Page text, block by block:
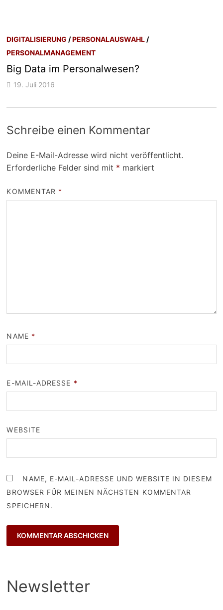
DIGITALISIERUNG /PERSONALAUSWAHL /
PERSONALMANAGEMENT
Big Data im Personalwesen?
19. Juli 2016
Schreibe einen Kommentar
Deine E-Mail-Adresse wird nicht veröffentlicht.
Erforderliche Felder sind mit * markiert
KOMMENTAR *
NAME *
E-MAIL-ADRESSE *
WEBSITE
NAME, E-MAIL-ADRESSE UND WEBSITE IN DIESEM
BROWSER FÜR MEINEN NÄCHSTEN KOMMENTAR
SPEICHERN.
Newsletter